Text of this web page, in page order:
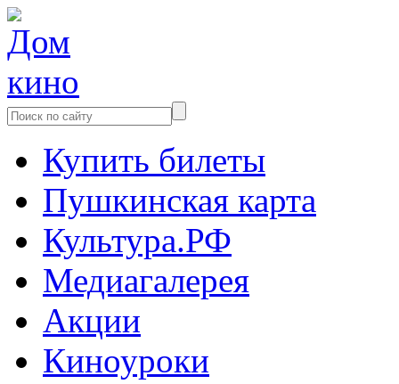
Купить билеты
Пушкинская карта
Культура.РФ
Медиагалерея
Акции
Киноуроки